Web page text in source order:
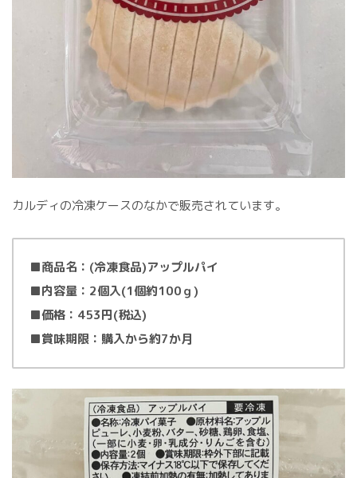
カルディの冷凍ケースのなかで販売されています。
■商品名：(冷凍食品)アップルパイ
■内容量：2個入(1個約100ｇ)
■価格：453円(税込)
■賞味期限：購入から約7か月